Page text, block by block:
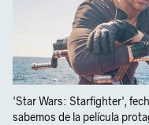
'Star Wars: Starfighter',
sabemos de la película